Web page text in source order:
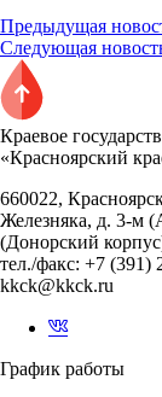
Предыдущая
Следующая
Краевое
«Красноярский
660022,
Железняка, д. 3-м
(Донорский
тел./факс: +7 (391)
kkck@kkck.ru
График работы